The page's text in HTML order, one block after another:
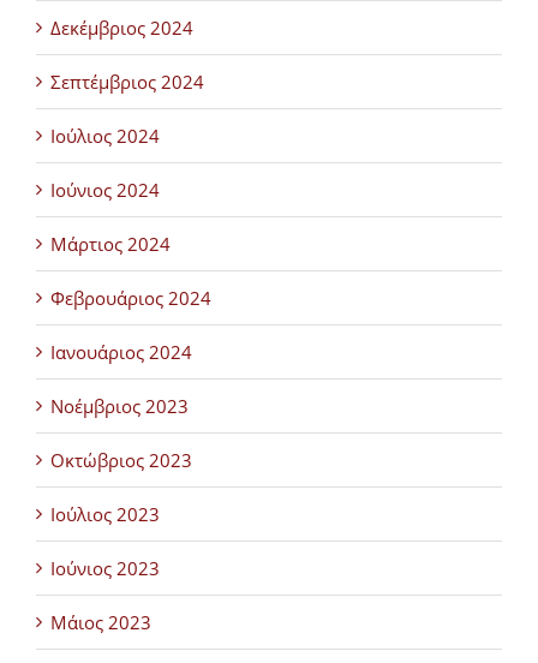
Δεκέμβριος 2024
Σεπτέμβριος 2024
Ιούλιος 2024
Ιούνιος 2024
Μάρτιος 2024
Φεβρουάριος 2024
Ιανουάριος 2024
Νοέμβριος 2023
Οκτώβριος 2023
Ιούλιος 2023
Ιούνιος 2023
Μάιος 2023